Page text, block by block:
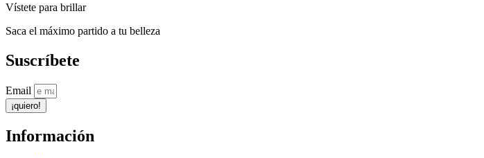
Vístete para brillar
Saca el máximo partido a tu belleza
Suscríbete
Email
¡quiero!
Información